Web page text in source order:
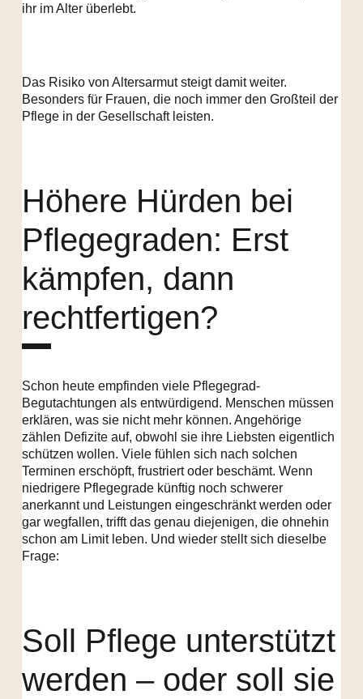
ihr im Alter überlebt.
Das Risiko von Altersarmut steigt damit weiter.
Besonders für Frauen, die noch immer den Großteil der
Pflege in der Gesellschaft leisten.
Höhere Hürden bei
Pflegegraden: Erst
kämpfen, dann
rechtfertigen?
Schon heute empfinden viele Pflegegrad-
Begutachtungen als entwürdigend. Menschen müssen
erklären, was sie nicht mehr können. Angehörige
zählen Defizite auf, obwohl sie ihre Liebsten eigentlich
schützen wollen. Viele fühlen sich nach solchen
Terminen erschöpft, frustriert oder beschämt. Wenn
niedrigere Pflegegrade künftig noch schwerer
anerkannt und Leistungen eingeschränkt werden oder
gar wegfallen, trifft das genau diejenigen, die ohnehin
schon am Limit leben. Und wieder stellt sich dieselbe
Frage:
Soll Pflege unterstützt
werden – oder soll sie